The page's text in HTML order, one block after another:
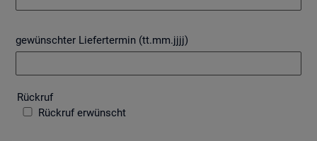
gewünschter Liefertermin (tt.mm.jjjj)
Rück­ruf
Rückruf erwünscht